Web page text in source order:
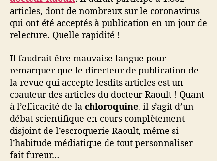
r
t
s
r
d
-
S
u
d
e
t
b
articles, dont de nombreux sur le coronavirus
qui ont été acceptés à publication en un jour de
relecture. Quelle rapidité !
Il faudrait être mauvaise langue pour
remarquer que le directeur de publication de
la revue qui accepte lesdits articles est un
coauteur des articles du docteur Raoult ! Quant
à l’efficacité de la chloroquine, il s’agit d’un
débat scientifique en cours complètement
disjoint de l’escroquerie Raoult, même si
l’habitude médiatique de tout personnaliser
fait fureur…